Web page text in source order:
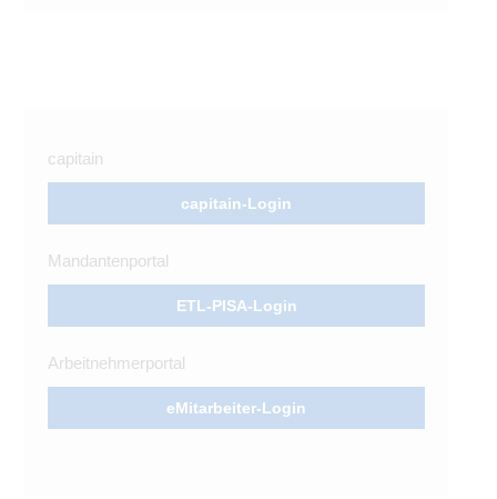
capitain
capitain-Login
Mandantenportal
ETL-PISA-Login
Arbeitnehmerportal
eMitarbeiter-Login